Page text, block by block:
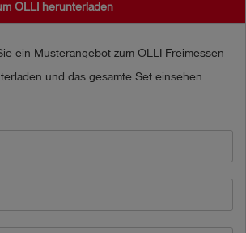
OLLI herunterladen
ein Musterangebot zum OLLI-Freimessen-
und das gesamte Set einsehen.